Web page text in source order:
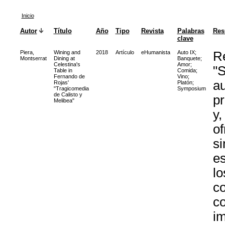
Inicio
Autor Título Año Tipo Revista
Palabras
clave
Piera,
Montserrat
Wining and
Dining at
Celestina's
Table in
Fernando de
Rojas'
"Tragicomedia
de Calisto y
Melibea"
2018 Artículo eHumanista Auto IX;
Banquete;
Amor;
Comida;
Vino;
Platón;
Symposium